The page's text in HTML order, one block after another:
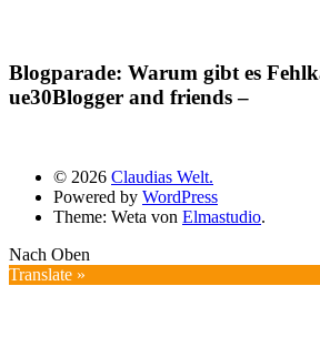
Blogparade: Warum gibt es
ue30Blogger and friends –
© 2026 Claudias Welt.
Powered by WordPress
Theme: Weta von Elmastudio.
Nach Oben
Translate »